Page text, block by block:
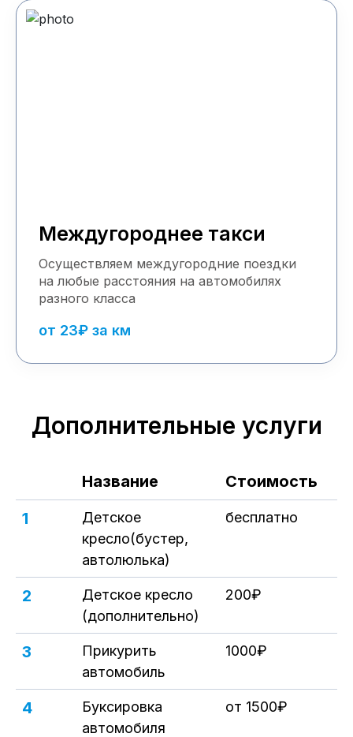
Междугороднее такси
Осуществляем междугородние поездки
на любые расстояния на автомобилях
разного класса
от 23₽ за км
Дополнительные услуги
Название
Стоимость
1
Детское
кресло(бустер,
автолюлька)
бесплатно
2
Детское кресло
(дополнительно)
200₽
3
Прикурить
автомобиль
1000₽
4
Буксировка
автомобиля
от 1500₽